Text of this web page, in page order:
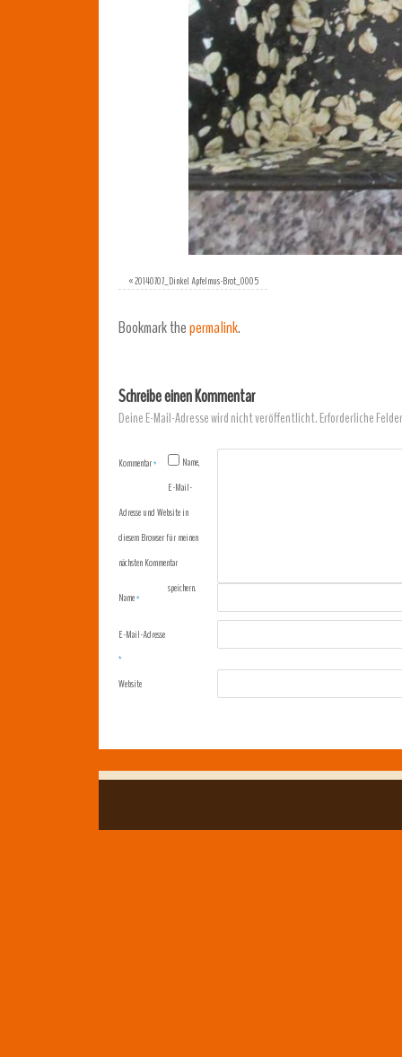
«20140707_Dinkel Apfelmus-Brot_0005
Bookmark thepermalink.
Schreibe einen Kommentar
Deine E-Mail-Adresse wird nicht veröffentlicht.Erforderliche
Kommentar*
Name*
E-Mail-Adresse
*
Website
Name,
E-Mail-
Adresse und Website in
diesem Browser für meinen
nächsten Kommentar
speichern.